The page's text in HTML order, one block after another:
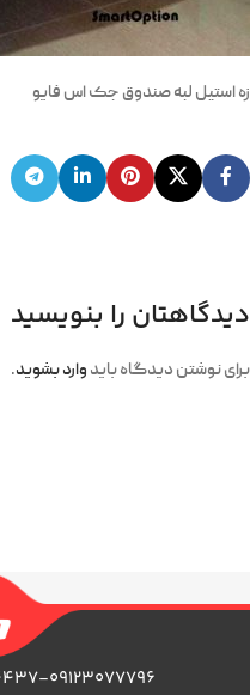
زه استیل لبه صندوق جک اس فایو
دیدگاهتان را بنویسید
برای نوشتن دیدگاه باید وارد بشوید.
۰۲۱۸۸۵۴۰۲۱۴-